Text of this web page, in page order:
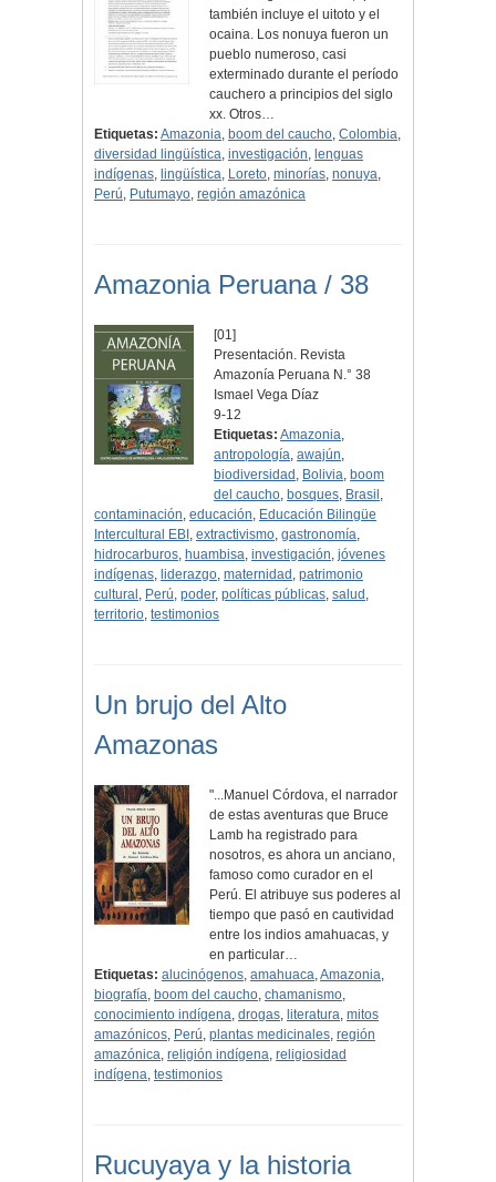
también incluye el uitoto y el
ocaina. Los nonuya fueron un
pueblo numeroso, casi
exterminado durante el período
cauchero a principios del siglo
xx. Otros…
Etiquetas: Amazonia, boom del caucho, Colombia,
diversidad lingüística, investigación, lenguas
indígenas, lingüística, Loreto, minorías, nonuya,
Perú, Putumayo, región amazónica
Amazonia Peruana / 38
[01]
Presentación. Revista
Amazonía Peruana N.° 38
Ismael Vega Díaz
9-12
Etiquetas: Amazonia,
antropología,awajún,
biodiversidad , Bolivia, boom
del caucho, bosques, Brasil ,
contaminación, educación, Educación Bilingüe
Intercultural EBI , extractivismo, gastronomía,
hidrocarburos, huambisa, investigación, jóvenes
indígenas, liderazgo, maternidad , patrimonio
cultural , Perú, poder, políticas públicas, salud ,
territorio, testimonios
Un brujo del Alto
Amazonas
"...Manuel Córdova, el narrador
de estas aventuras que Bruce
Lamb ha registrado para
nosotros, es ahora un anciano,
famoso como curador en el
Perú. El atribuye sus poderes al
tiempo que pasó en cautividad
entre los indios amahuacas, y
en particular…
Etiquetas: alucinógenos, amahuaca,Amazonia,
biografía, boom del caucho, chamanismo,
conocimiento indígena, drogas, literatura, mitos
amazónicos, Perú, plantas medicinales, región
amazónica, religión indígena, religiosidad
indígena, testimonios
Rucuyaya y la historia